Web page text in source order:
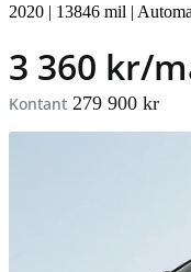
2020 | 13846 mil |
3 360 kr/
Kontant 279 900 kr